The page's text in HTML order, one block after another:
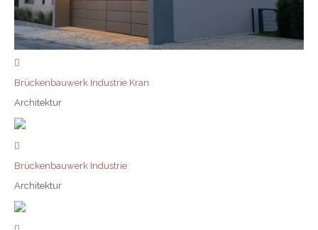
Brückenbauwerk Industrie Kran
Architektur
Brückenbauwerk Industrie
Architektur